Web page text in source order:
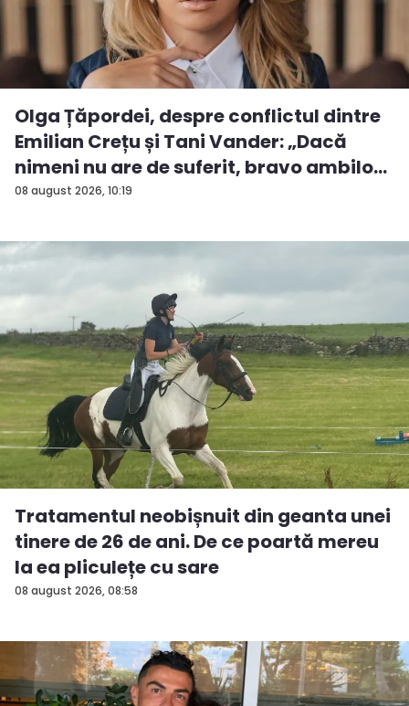
08 august 2026, 10:19
Olga Țăpordei, despre conflictul dintre
Emilian Crețu și Tani Vander: „Dacă
nimeni nu are de suferit, bravo ambilo...
08 august 2026, 08:58
Tratamentul neobișnuit din geanta unei
tinere de 26 de ani. De ce poartă mereu
la ea pliculețe cu sare